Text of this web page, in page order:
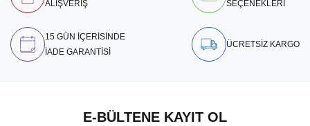
ALIŞVERİŞ
SEÇENEKLERİ
15 GÜN İÇERİSİNDE
İADE GARANTİSİ
ÜCRETSİZ KARGO
E-BÜLTENE KAYIT OL